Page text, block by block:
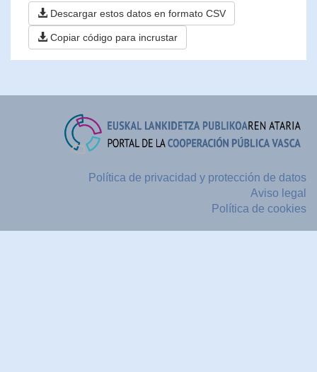
Descargar estos datos en formato CSV
Copiar código para incrustar
Política de privacidad y protección de datos
Aviso legal
Política de cookies